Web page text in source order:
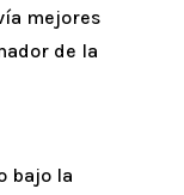
mejores
de la
bajo la